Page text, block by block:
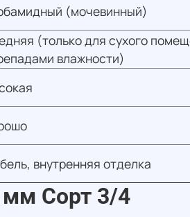
(мочевинный)
(только для сухого
влажности)
внутренняя отделка
Сорт 3/4